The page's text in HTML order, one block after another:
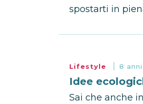
spostarti in
Lifestyle 8
Idee
Sai che anche